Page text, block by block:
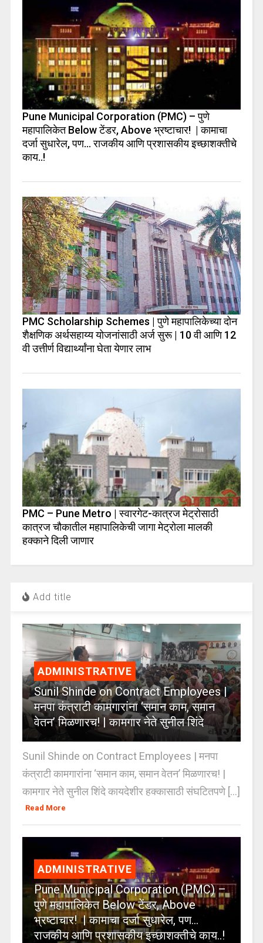
Pune Municipal Corporation (PMC) – पुणे
महापालिकेत Below टेंडर, Above भ्रष्टाचार! | कामाचा
दर्जा सुधारेल, पण… राजकीय आणि प्रशासकीय इच्छाशक्तीचे
काय..!
PMC Scholarship Schemes | पुणे महापालिकेच्या दोन
शैक्षणिक अर्थसहाय्य योजनांसाठी अर्ज सुरू | 10 वी आणि 12
वी उत्तीर्ण विद्यार्थ्यांना घेता येणार लाभ
PMC – Pune Metro | स्वारगेट-कात्रज मेट्रोसाठी
कात्रज चौकातील महापालिकेची जागा मेट्रोला मालकी
हक्काने दिली जाणार
Add title
ADMINISTRATIVE
Sunil Shinde on Contract Employees |
मनपा कंत्राटी कामगारांना ‘समान काम, समान
वेतन’ मिळणारच! | कामगार नेते सुनील शिंदे
Sunil Shinde on Contract Employees | मनपा
कंत्राटी कामगारांना ‘समान काम, समान वेतन’ मिळणारच! |
कामगार नेते सुनील शिंदे कायदेशीर हक्कासाठी संघटितपणे [...]
Read More
ADMINISTRATIVE
Pune Municipal Corporation (PMC) –
पुणे महापालिकेत Below टेंडर, Above
भ्रष्टाचार! | कामाचा दर्जा सुधारेल, पण…
राजकीय आणि प्रशासकीय इच्छाशक्तीचे काय..!